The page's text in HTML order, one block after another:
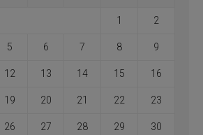
1 2
5 6 7 8 9
12 13 14 15 16
19 20 21 22 23
26 27 28 29 30